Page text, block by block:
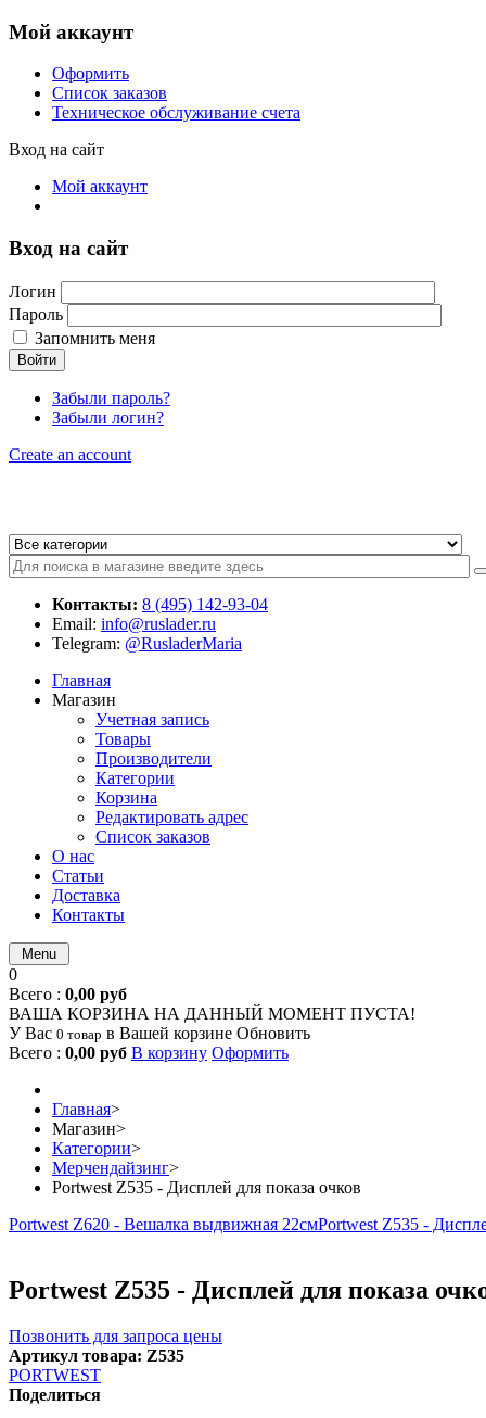
Мой аккаунт
Оформить
Список заказов
Техническое обслуживание счета
Вход на сайт
Мой аккаунт
Вход на сайт
Логин
Пароль
Запомнить меня
Войти
Забыли пароль?
Забыли логин?
Create an account
Контакты: 8 (495) 142-93-04
Email: info@ruslader.ru
Telegram: @RusladerMaria
Главная
Магазин
Учетная запись
Товары
Производители
Категории
Корзина
Редактировать адрес
Список заказов
О нас
Статьи
Доставка
Контакты
Menu
0
Всего : 0,00 руб
ВАША КОРЗИНА НА ДАННЫЙ МОМЕНТ ПУСТА!
У Вас 0 товар в Вашей корзине Обновить
Всего : 0,00 руб В корзину Оформить
Главная>
Магазин>
Категории>
Мерчендайзинг>
Portwest Z535 - Дисплей для показа очков
Portwest Z620 - Вешалка выдвижная 22смPortwest Z535 -
Portwest Z535 - Дисплей для показа
Позвонить для запроса цены
Артикул товара: Z535
PORTWEST
Поделиться